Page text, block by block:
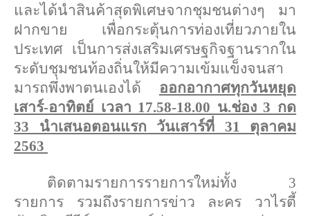
และได้นำสินค้าสุดพิเศษจากชุมชนต่างๆ มา
ฝากขาย เพื่อกระตุ้นการท่องเที่ยวภายใน
ประเทศ เป็นการส่งเสริมเศรษฐกิจฐานรากใน
ระดับชุมชนท้องถิ่นให้มีความเข้มแข็งจนสา
มารถพึ่งพาตนเองได้ ออกอากาศทุกวันหยุด
เสาร์-อาทิตย์ เวลา 17.58-18.00 น.ช่อง 3 กด
33 นำเสนอตอนแรก วันเสาร์ที่ 31 ตุลาคม
2563
ติดตามรายการรายการใหม่ทั้ง 3
รายการ รวมถึงรายการข่าว ละคร วาไรตี้